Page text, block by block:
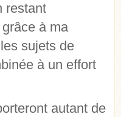
restant
grâce à ma
sujets de
à un effort
autant de